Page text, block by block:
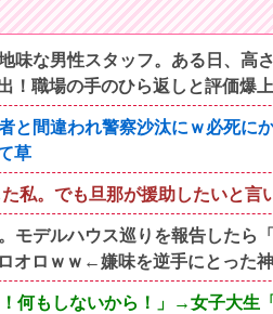
味な男性スタッフ。ある日、高
！職場の手のひら返しと評価爆
と間違われ警察沙汰にｗ必死に
草
た私。でも旦那が援助したいと
モデルハウス巡りを報告したら
オロｗｗ←嫌味を逆手にとった
何もしないから！」→女子大生